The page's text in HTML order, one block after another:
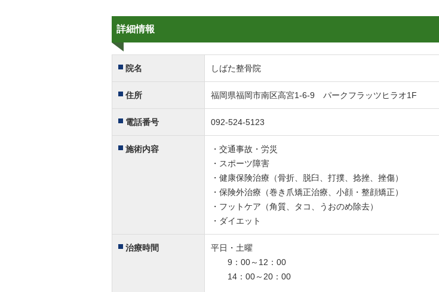
詳細情報
院名 しばた整骨院
住所 福岡県福岡市南区高宮1-6-9 パークフラッツヒラオ1F
電話番号 092-524-5123
施術内容
・交通事故・労災
・スポーツ障害
・健康保険治療（骨折、脱臼、打撲、捻挫、挫傷）
・保険外治療（巻き爪矯正治療、小顔・整顔矯正）
・フットケア（角質、タコ、うおのめ除去）
・ダイエット
治療時間
平日・土曜
9：00～12：00
14：00～20：00